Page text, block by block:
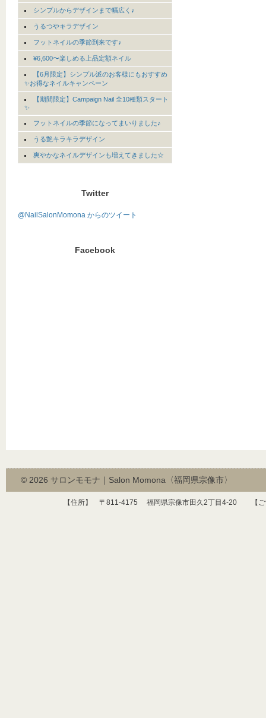
シンプルからデザインまで幅広く♪
うるつやキラデザイン
フットネイルの季節到来です♪
¥6,600〜楽しめる上品定額ネイル
【6月限定】シンプル派のお客様にもおすすめ
✨お得なネイルキャンペーン
【期間限定】Campaign Nail 全10種類スタート
✨
フットネイルの季節になってまいりました♪
うる艶キラキラデザイン
爽やかなネイルデザインも増えてきました☆
Twitter
@NailSalonMomona からのツイート
Facebook
© 2026 サロンモモナ｜Salon Momona〈福岡県宗像市〉
【住所】 〒 811-4175 福岡県宗像市田久2丁目 4-20 【ご